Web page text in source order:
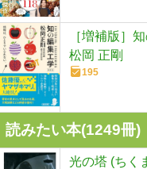
［増補版］
松岡 正剛
195
読みたい本(1249冊)
光の塔 (ちく